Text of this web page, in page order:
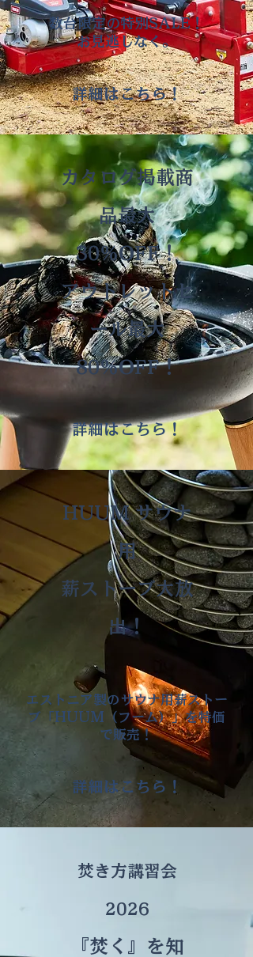
​数台限定の特別SALE！
​お見逃しなく。
詳細はこちら！
カタログ掲載商
品最大
30％OFF！
​アウトレットセ
ール最大
80％OFF！
詳細はこちら！
HUUM サウナ
用
薪ストーブ大放
出！
​エストニア製のサウナ用薪ストー
ブ「HUUM（フーム）」を特価
で販売！
詳細はこちら！
焚き方講習会
2026
『焚く』を知